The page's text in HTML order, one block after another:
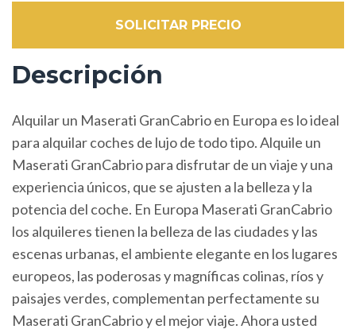
SOLICITAR PRECIO
Descripción
Alquilar un Maserati GranCabrio en Europa es lo ideal
para alquilar coches de lujo de todo tipo. Alquile un
Maserati GranCabrio para disfrutar de un viaje y una
experiencia únicos, que se ajusten a la belleza y la
potencia del coche. En Europa Maserati GranCabrio
los alquileres tienen la belleza de las ciudades y las
escenas urbanas, el ambiente elegante en los lugares
europeos, las poderosas y magníficas colinas, ríos y
paisajes verdes, complementan perfectamente su
Maserati GranCabrio y el mejor viaje. Ahora usted